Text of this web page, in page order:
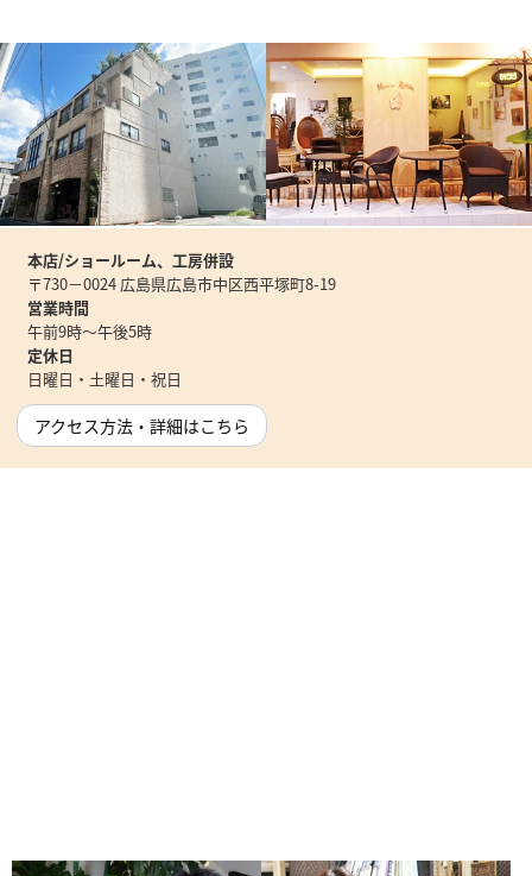
本店/ショールーム、工房併設
〒730－0024 広島県広島市中区西平塚町8-19
営業時間
午前9時～午後5時
定休日
日曜日・土曜日・祝日
アクセス方法・詳細はこちら